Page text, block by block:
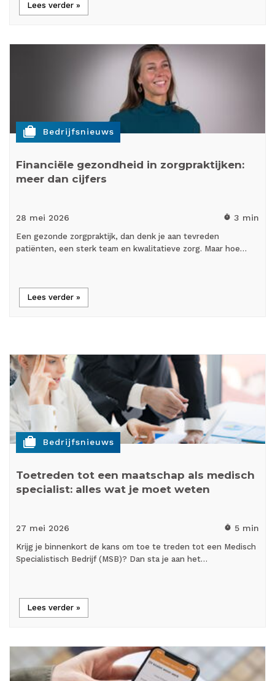
Lees verder »
cases Bedrijfsnieuws
Financiële gezondheid in zorgpraktijken:
meer dan cijfers
28 mei 2026 timer 3 min
Een gezonde zorgpraktijk, dan denk je aan tevreden
patiënten, een sterk team en kwalitatieve zorg. Maar hoe…
Lees verder »
cases Bedrijfsnieuws
Toetreden tot een maatschap als medisch
specialist: alles wat je moet weten
27 mei 2026 timer 5 min
Krijg je binnenkort de kans om toe te treden tot een Medisch
Specialistisch Bedrijf (MSB)? Dan sta je aan het…
Lees verder »